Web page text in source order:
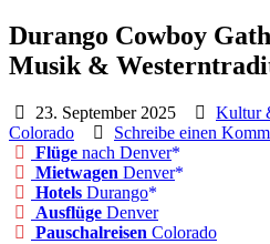
Durango Cowboy
Musik &
23. September 2025
Kultur
Colorado
Schreibe einen
Flüge nach Denver
Mietwagen Denver
Hotels Durango
Ausflüge Denver
Pauschalreisen Colorado